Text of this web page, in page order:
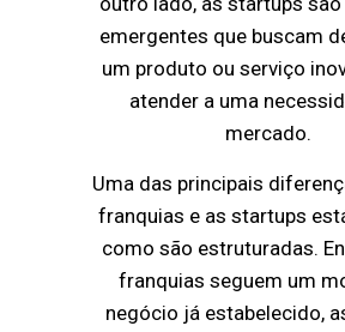
emergentes que buscam
um produto ou serviço
atender a uma
mercado.
Uma das principais
franquias e as startups
como são estruturadas.
franquias seguem um
negócio já estabelecido,